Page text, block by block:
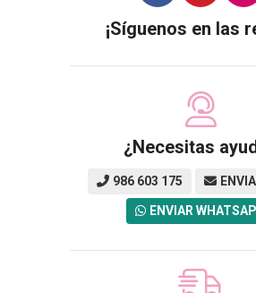
¡Síguenos en las
¿Necesitas
986 603 175
ENVIAR